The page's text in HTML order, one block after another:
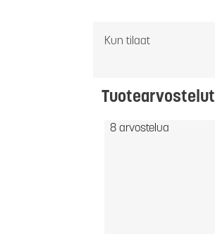
Kun tilaat
Tuotearvostelut
8 arvostelua